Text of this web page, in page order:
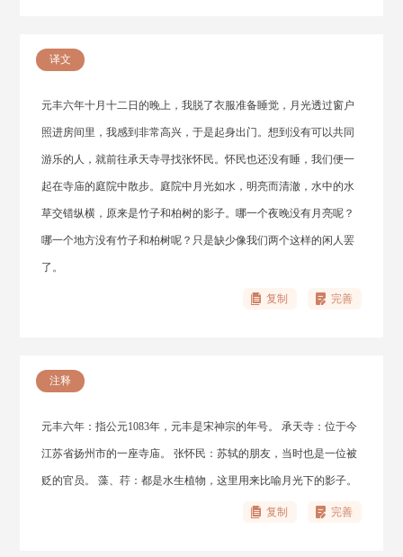
译文
元丰六年十月十二日的晚上，我脱了衣服准备睡觉，月光透过窗户
照进房间里，我感到非常高兴，于是起身出门。想到没有可以共同
游乐的人，就前往承天寺寻找张怀民。怀民也还没有睡，我们便一
起在寺庙的庭院中散步。庭院中月光如水，明亮而清澈，水中的水
草交错纵横，原来是竹子和柏树的影子。哪一个夜晚没有月亮呢？
哪一个地方没有竹子和柏树呢？只是缺少像我们两个这样的闲人罢
了。
复制 完善
注释
元丰六年：指公元1083年，元丰是宋神宗的年号。 承天寺：位于今
江苏省扬州市的一座寺庙。 张怀民：苏轼的朋友，当时也是一位被
贬的官员。 藻、荇：都是水生植物，这里用来比喻月光下的影子。
复制 完善